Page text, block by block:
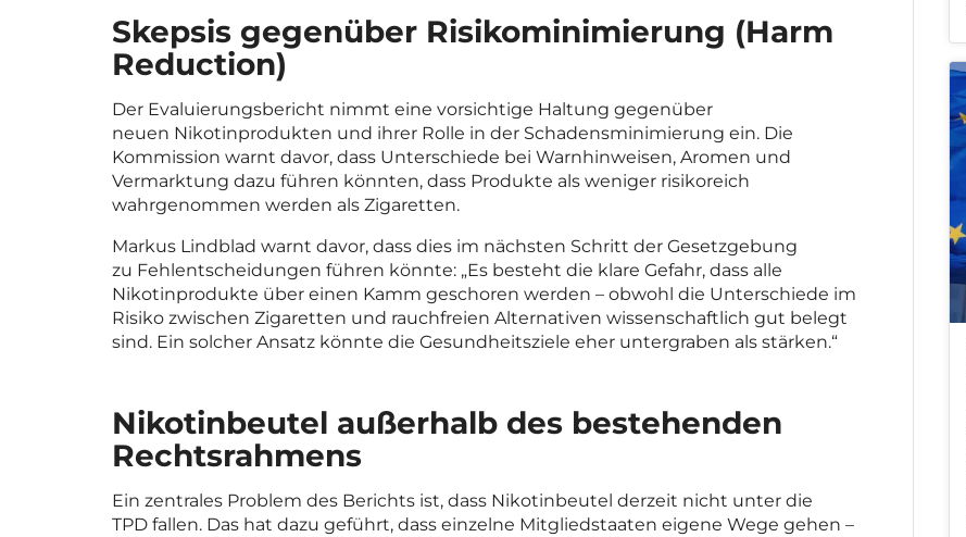
Skepsis gegenüber Risikominimierung (Harm
Reduction)
Der Evaluierungsbericht nimmt eine vorsichtige Haltung gegenüber
neuen Nikotinprodukten und ihrer Rolle in der Schadensminimierung ein. Die
Kommission warnt davor, dass Unterschiede bei Warnhinweisen, Aromen und
Vermarktung dazu führen könnten, dass Produkte als weniger risikoreich
wahrgenommen werden als Zigaretten.
Markus Lindblad warnt davor, dass dies im nächsten Schritt der Gesetzgebung
zu Fehlentscheidungen führen könnte: „Es besteht die klare Gefahr, dass alle
Nikotinprodukte über einen Kamm geschoren werden – obwohl die Unterschiede im
Risiko zwischen Zigaretten und rauchfreien Alternativen wissenschaftlich gut belegt
sind. Ein solcher Ansatz könnte die Gesundheitsziele eher untergraben als stärken.“
Nikotinbeutel außerhalb des bestehenden
Rechtsrahmens
Ein zentrales Problem des Berichts ist, dass Nikotinbeutel derzeit nicht unter die
TPD fallen. Das hat dazu geführt, dass einzelne Mitgliedstaaten eigene Wege gehen –